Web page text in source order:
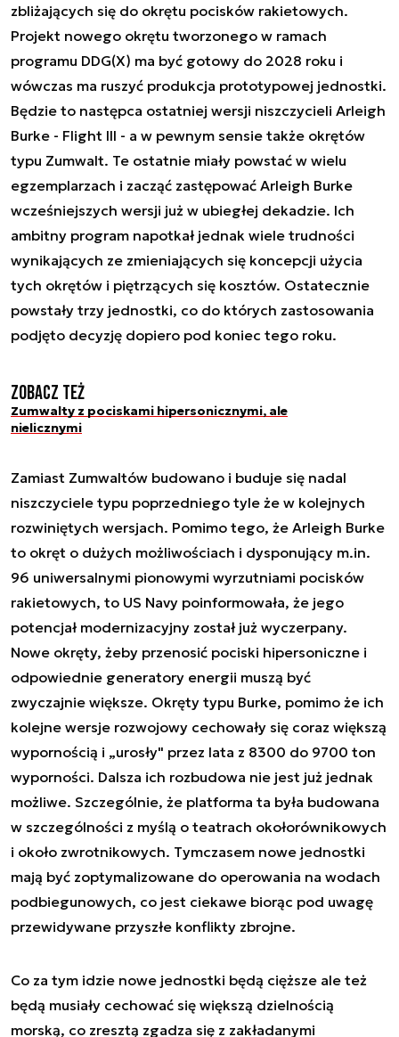
zbliżających się do okrętu pocisków rakietowych.
Projekt nowego okrętu tworzonego w ramach
programu DDG(X) ma być gotowy do 2028 roku i
wówczas ma ruszyć produkcja prototypowej jednostki.
Będzie to następca ostatniej wersji niszczycieli Arleigh
Burke - Flight III - a w pewnym sensie także okrętów
typu Zumwalt. Te ostatnie miały powstać w wielu
egzemplarzach i zacząć zastępować Arleigh Burke
wcześniejszych wersji już w ubiegłej dekadzie. Ich
ambitny program napotkał jednak wiele trudności
wynikających ze zmieniających się koncepcji użycia
tych okrętów i piętrzących się kosztów. Ostatecznie
powstały trzy jednostki, co do których zastosowania
podjęto decyzję dopiero pod koniec tego roku.
Zobacz też
Zumwalty z pociskami hipersonicznymi, ale
nielicznymi
Zamiast Zumwaltów budowano i buduje się nadal
niszczyciele typu poprzedniego tyle że w kolejnych
rozwiniętych wersjach. Pomimo tego, że Arleigh Burke
to okręt o dużych możliwościach i dysponujący m.in.
96 uniwersalnymi pionowymi wyrzutniami pocisków
rakietowych, to US Navy poinformowała, że jego
potencjał modernizacyjny został już wyczerpany.
Nowe okręty, żeby przenosić pociski hipersoniczne i
odpowiednie generatory energii muszą być
zwyczajnie większe. Okręty typu Burke, pomimo że ich
kolejne wersje rozwojowy cechowały się coraz większą
wypornością i „urosły" przez lata z 8300 do 9700 ton
wyporności. Dalsza ich rozbudowa nie jest już jednak
możliwe. Szczególnie, że platforma ta była budowana
w szczególności z myślą o teatrach okołorównikowych
i około zwrotnikowych. Tymczasem nowe jednostki
mają być zoptymalizowane do operowania na wodach
podbiegunowych, co jest ciekawe biorąc pod uwagę
przewidywane przyszłe konflikty zbrojne.
Co za tym idzie nowe jednostki będą cięższe ale też
będą musiały cechować się większą dzielnością
morską, co zresztą zgadza się z zakładanymi